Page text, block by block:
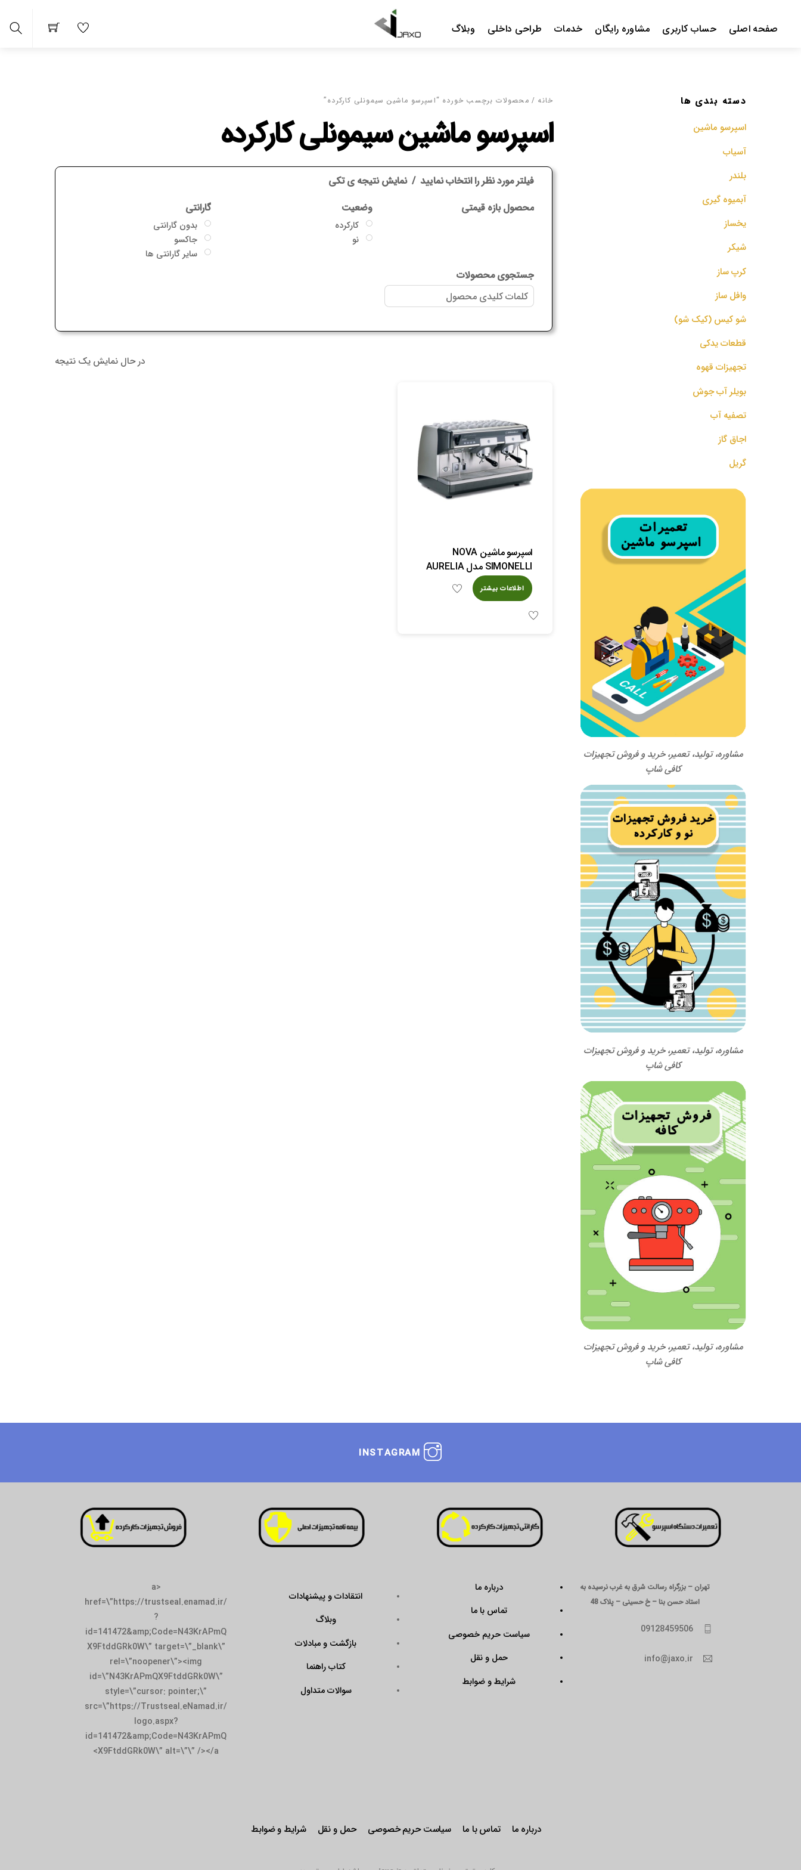
صفحه اصلی حساب کاربری مشاوره رایگان خدمات طراحی داخلی وبلاگ
خانه / محصولات برچسب خورده “اسپرسو ماشین سیمونلی کارکرده”
اسپرسو ماشین سیمونلی کارکرده
فیلتر مورد نظر را انتخاب نمایید نمایش نتیجه ی تکی
محصول بازه قیمتی وضعیت
کارکرده
نو
گارانتی
بدون گارانتی
جاکسو
سایر گارانتی ها
جستجوی محصولات
در حال نمایش یک نتیجه
اسپرسو ماشین NOVA
SIMONELLI مدل AURELIA
اطلاعات بیشتر
دسته بندی ها
اسپرسو‌ ماشین
آسیاب
بلندر
آبمیوه گیری
یخساز
شیکر
کرپ ساز
وافل ساز
شو کیس (کیک شو)
قطعات یدکی
تجهیزات قهوه
بویلر آب جوش
تصفیه آب
اجاق گاز
گریل
مشاوره، تولید، تعمیر، خرید و فروش تجهیزات
کافی شاپ
مشاوره، تولید، تعمیر، خرید و فروش تجهیزات
کافی شاپ
مشاوره، تولید، تعمیر، خرید و فروش تجهیزات
کافی شاپ
INSTAGRAM
تهران – بزرگراه رسالت شرق به غرب نرسیده به
استاد حسن بنا – خ حسینی – پلاک 48
09128459506
info@jaxo.ir
درباره ما
تماس با ما
سیاست حریم خصوصی
حمل و نقل
شرایط و ضوابط
انتقادات و پیشنهادات
وبلاگ
بازگشت و مبادلات
کتاب راهنما
سوالات متداول
<a
href=\”https://trustseal.enamad.ir/
?
id=141472&amp;Code=N43KrAPmQ
X9FtddGRk0W\” target=\”_blank\”
rel=\”noopener\”><img
id=\”N43KrAPmQX9FtddGRk0W\”
style=\”cursor: pointer;\”
src=\”https://Trustseal.eNamad.ir/
logo.aspx?
id=141472&amp;Code=N43KrAPmQ
X9FtddGRk0W\” alt=\”\” /></a>
درباره ما تماس با ما سیاست حریم خصوصی حمل و نقل شرایط و ضوابط